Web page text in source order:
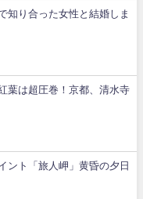
知り合った女性と結婚しま
葉は超圧巻！京都、清水寺
ント「旅人岬」黄昏の夕日